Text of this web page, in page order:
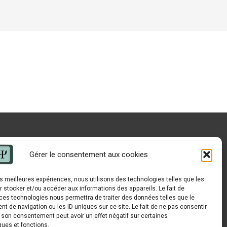
Gérer le consentement aux cookies
meilleures expériences, nous utilisons des technologies telles que les
stocker et/ou accéder aux informations des appareils. Le fait de
technologies nous permettra de traiter des données telles que le
de navigation ou les ID uniques sur ce site. Le fait de ne pas consentir
consentement peut avoir un effet négatif sur certaines
et fonctions.